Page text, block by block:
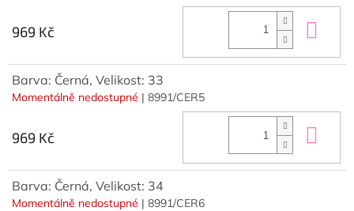
969 Kč
Barva: Černá, Velikost: 33
Momentálně nedostupné | 8991/CER5
969 Kč
Barva: Černá, Velikost: 34
Momentálně nedostupné | 8991/CER6